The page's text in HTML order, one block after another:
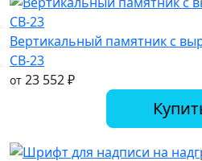
Вертикальный памятник с
СВ-23
от 23 552₽